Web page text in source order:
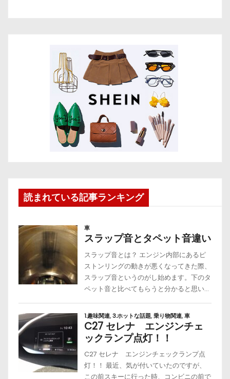
読まれている記事ランキング